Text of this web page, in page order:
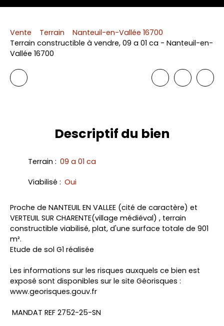
Vente Terrain
Nanteuil-en-Vallée 16700
Terrain constructible à vendre, 09 a 01 ca - Nanteuil-en-
Vallée 16700
Descriptif du bien
Terrain : 09 a 01 ca
Viabilisé : Oui
Proche de NANTEUIL EN VALLEE (cité de caractère) et
VERTEUIL SUR CHARENTE(village médiéval) , terrain
constructible viabilisé, plat, d'une surface totale de 901
m².
Etude de sol G1 réalisée
Les informations sur les risques auxquels ce bien est
exposé sont disponibles sur le site Géorisques :
www.georisques.gouv.fr
MANDAT REF 2752-25-SN